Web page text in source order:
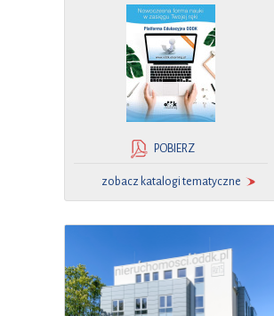
POBIERZ
zobacz katalogi tematyczne